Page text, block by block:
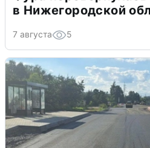
в Нижегородской
7 августа 5